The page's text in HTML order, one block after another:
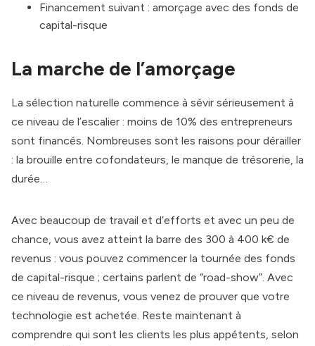
Financement suivant : amorçage avec des fonds de
capital-risque
La marche de l’amorçage
La sélection naturelle commence à sévir sérieusement à
ce niveau de l’escalier : moins de 10% des entrepreneurs
sont financés. Nombreuses sont les raisons pour dérailler
: la brouille entre cofondateurs, le manque de trésorerie, la
durée…
Avec beaucoup de travail et d’efforts et avec un peu de
chance, vous avez atteint la barre des 300 à 400 k€ de
revenus : vous pouvez commencer la tournée des fonds
de capital-risque ; certains parlent de “road-show”. Avec
ce niveau de revenus, vous venez de prouver que votre
technologie est achetée. Reste maintenant à
comprendre qui sont les clients les plus appétents, selon